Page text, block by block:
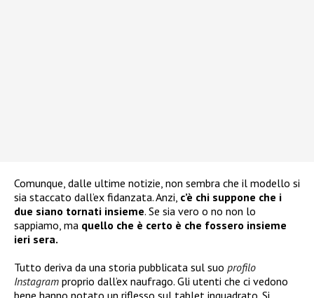
Comunque, dalle ultime notizie, non sembra che il modello si
sia staccato dall’ex fidanzata. Anzi, c’è chi suppone che i
due siano tornati insieme. Se sia vero o no non lo
sappiamo, ma quello che è certo è che fossero insieme
ieri sera.
Tutto deriva da una storia pubblicata sul suo profilo
Instagram proprio dall’ex naufrago. Gli utenti che ci vedono
bene hanno notato un riflesso sul tablet inquadrato. Si